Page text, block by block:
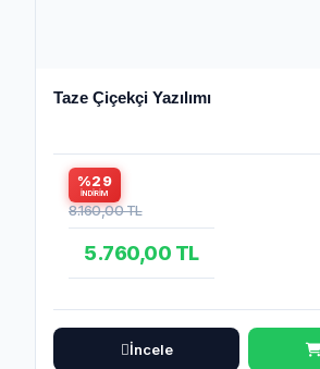
Taze Çiçekçi Yazılımı
%29
İNDIRIM
8.160,00 TL
5.760,00 TL
İncele